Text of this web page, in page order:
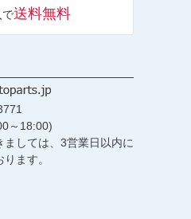
へ
で送料無料
～18:00)
ましては、3営業日以内に
ます。